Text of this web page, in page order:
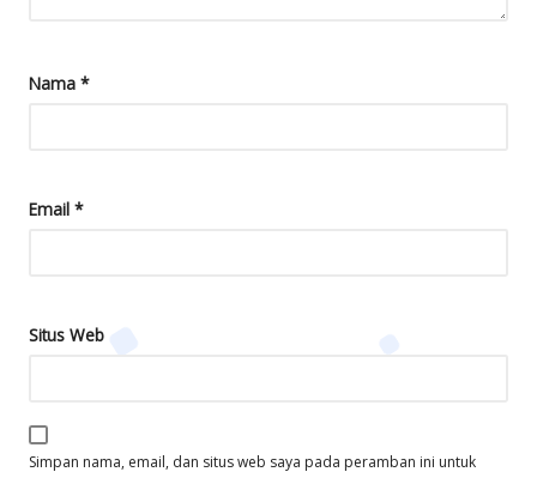
Nama *
Email *
Situs Web
Simpan nama, email, dan situs web saya pada peramban ini untuk